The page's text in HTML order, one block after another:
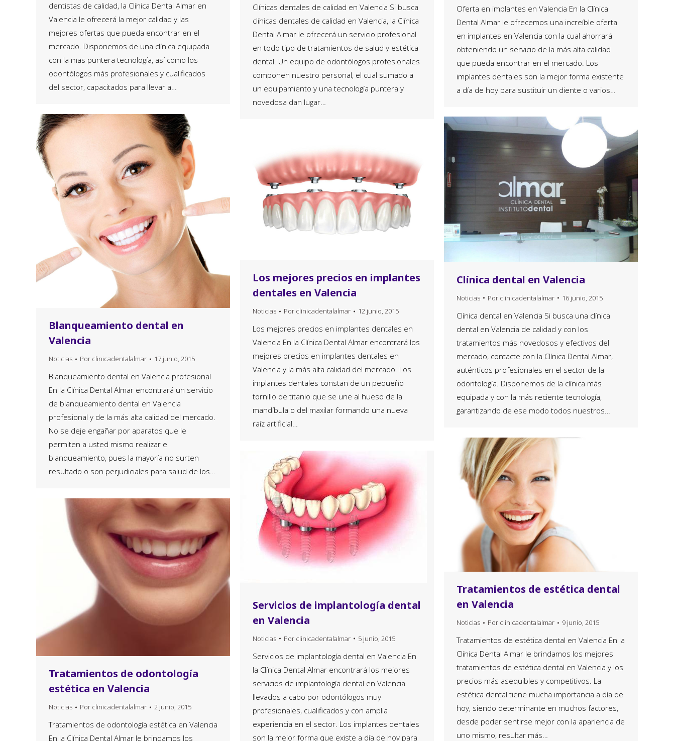
dentistas de calidad, la Clínica Dental Almar en
Valencia le ofrecerá la mejor calidad y las
mejores ofertas que pueda encontrar en el
mercado. Disponemos de una clínica equipada
con la mas puntera tecnología, así como los
odontólogos más profesionales y cualificados
del sector, capacitados para llevar a…
Clínicas dentales de calidad en Valencia Si busca
clínicas dentales de calidad en Valencia, la Clínica
Dental Almar le ofrecerá un servicio profesional
en todo tipo de tratamientos de salud y estética
dental. Un equipo de odontólogos profesionales
componen nuestro personal, el cual sumado a
un equipamiento y una tecnología puntera y
novedosa dan lugar…
Oferta en implantes en Valencia En la Clínica
Dental Almar le ofrecemos una increíble oferta
en implantes en Valencia con la cual ahorrará
obteniendo un servicio de la más alta calidad
que pueda encontrar en el mercado. Los
implantes dentales son la mejor forma existente
a día de hoy para sustituir un diente o varios…
Blanqueamiento dental en
Valencia
Noticias Por clinicadentalalmar 17 junio, 2015
Blanqueamiento dental en Valencia profesional
En la Clínica Dental Almar encontrará un servicio
de blanqueamiento dental en Valencia
profesional y de la más alta calidad del mercado.
No se deje engañar por aparatos que le
permiten a usted mismo realizar el
blanqueamiento, pues la mayoría no surten
resultado o son perjudiciales para salud de los…
Clínica dental en Valencia
Noticias Por clinicadentalalmar 16 junio, 2015
Clínica dental en Valencia Si busca una clínica
dental en Valencia de calidad y con los
tratamientos más novedosos y efectivos del
mercado, contacte con la Clínica Dental Almar,
auténticos profesionales en el sector de la
odontología. Disponemos de la clínica más
equipada y con la más reciente tecnología,
garantizando de ese modo todos nuestros…
Los mejores precios en implantes
dentales en Valencia
Noticias Por clinicadentalalmar 12 junio, 2015
Los mejores precios en implantes dentales en
Valencia En la Clínica Dental Almar encontrará los
mejores precios en implantes dentales en
Valencia y la más alta calidad del mercado. Los
implantes dentales constan de un pequeño
tornillo de titanio que se une al hueso de la
mandíbula o del maxilar formando una nueva
raíz artificial…
Tratamientos de estética dental
en Valencia
Noticias Por clinicadentalalmar 9 junio, 2015
Tratamientos de estética dental en Valencia En la
Clínica Dental Almar le brindamos los mejores
tratamientos de estética dental en Valencia y los
precios más asequibles y competitivos. La
estética dental tiene mucha importancia a día de
hoy, siendo determinante en muchos factores,
desde poder sentirse mejor con la apariencia de
uno mismo, resultar más…
Servicios de implantología dental
en Valencia
Noticias Por clinicadentalalmar 5 junio, 2015
Servicios de implantología dental en Valencia En
la Clínica Dental Almar encontrará los mejores
servicios de implantología dental en Valencia
llevados a cabo por odontólogos muy
profesionales, cualificados y con amplia
experiencia en el sector. Los implantes dentales
son la mejor forma que existe a día de hoy para
Tratamientos de odontología
estética en Valencia
Noticias Por clinicadentalalmar 2 junio, 2015
Tratamientos de odontología estética en Valencia
En la Clínica Dental Almar le brindamos los